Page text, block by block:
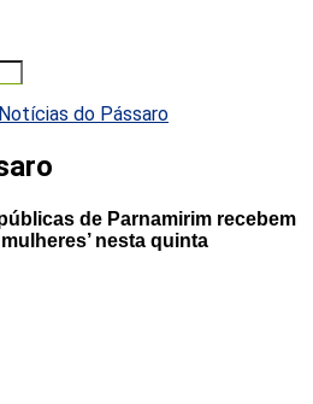
de Parnamirim recebem
nesta quinta